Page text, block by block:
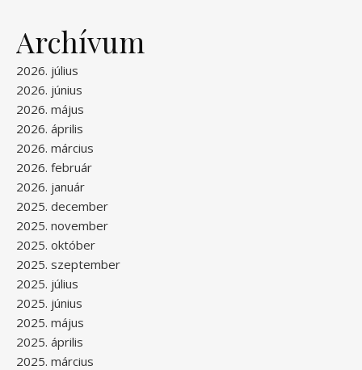
Archívum
2026. július
2026. június
2026. május
2026. április
2026. március
2026. február
2026. január
2025. december
2025. november
2025. október
2025. szeptember
2025. július
2025. június
2025. május
2025. április
2025. március